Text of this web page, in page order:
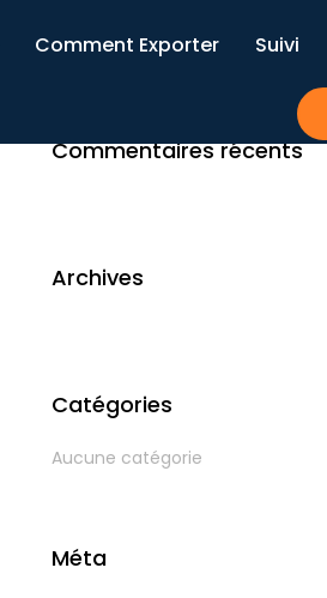
Comment Exporter Suivi
Commentaires récents
Archives
Catégories
Aucune catégorie
Méta